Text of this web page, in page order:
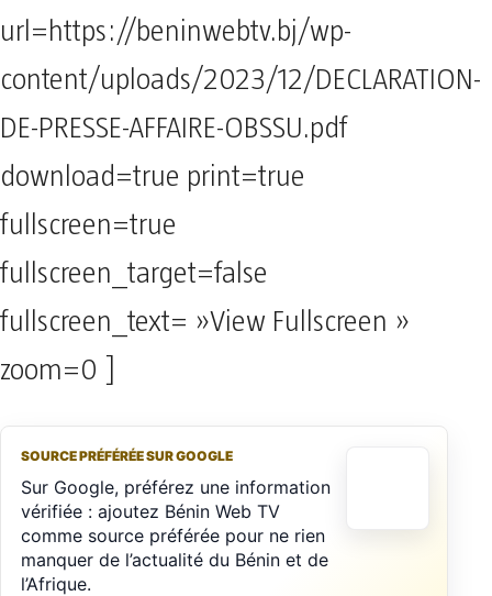
url=https://beninwebtv.bj/wp-
content/uploads/2023/12/DECLARATION-
DE-PRESSE-AFFAIRE-OBSSU.pdf
download=true print=true
fullscreen=true
fullscreen_target=false
fullscreen_text= »View Fullscreen »
zoom=0 ]
SOURCE PRÉFÉRÉE SUR GOOGLE
Sur Google, préférez une information
vérifiée : ajoutez Bénin Web TV
comme source préférée pour ne rien
manquer de l’actualité du Bénin et de
l’Afrique.